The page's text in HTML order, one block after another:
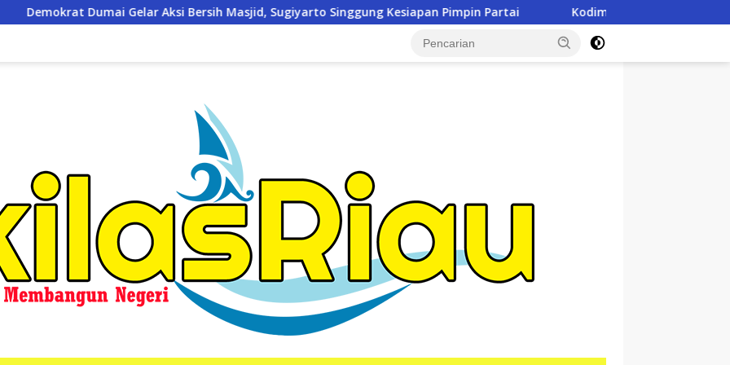
Masjid, Sugiyarto Singgung Kesiapan Pimpin Partai Kodim 0321/Rohil Gelar Syukuran Dan Doa Bersama